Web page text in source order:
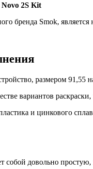
Novo 2S Kit
бренда Smok,
размером
вариантов
и цинкового
собой довольно